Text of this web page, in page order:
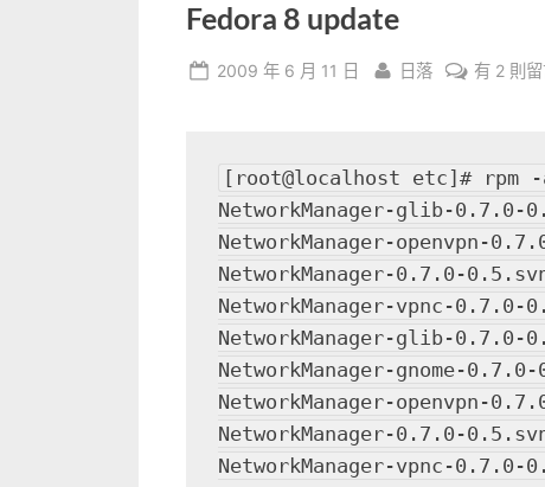
Fedora 8 update
Posted
2009 年 6 月 11 日 By
日落
在
中
有 2 則
[root@localhost etc]# rpm
NetworkManager-glib-0.7.0-
NetworkManager-openvpn-
NetworkManager-0.7.0-
NetworkManager-vpnc-0.7.0-
NetworkManager-glib-0.7.0-
NetworkManager-gnome-
NetworkManager-openvpn-
NetworkManager-0.7.0-
NetworkManager-vpnc-0.7.0-